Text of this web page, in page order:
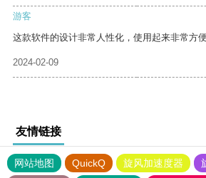
游客
这款软件的设计非常人性化，使用起来非常方便
2024-02-09
友情链接
网站地图 QuickQ 旋风加速度器